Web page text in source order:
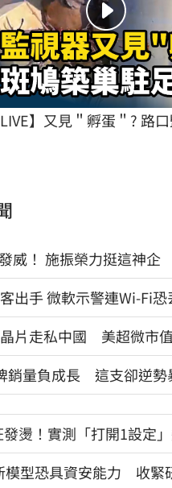
LIVE】又見＂孵蛋＂? 路
威！ 施振榮力挺這神企
出手 微軟示警連Wi-Fi恐
片走私中國 美超微市
銷量負成長 這支卻逆勢
燙！實測「打開1設定
模型恐具資安能力 收緊